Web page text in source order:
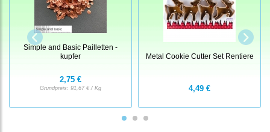
Simple and Basic Pailletten -
kupfer
2,75 €
Grundpreis: 91,67 € / Kg
Metal Cookie Cutter Set Rentiere
4,49 €